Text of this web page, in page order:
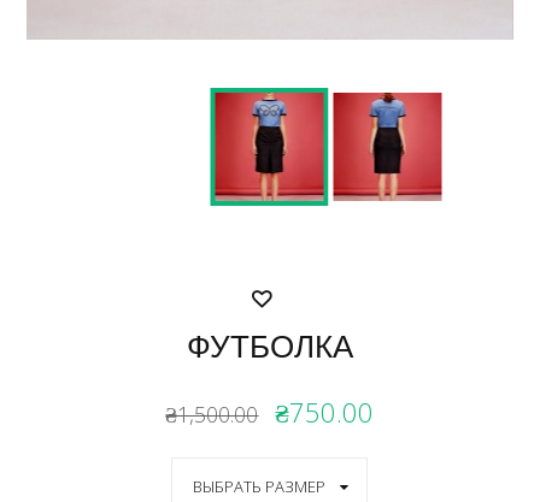
ФУТБОЛКА
₴1,500.00 ₴750.00